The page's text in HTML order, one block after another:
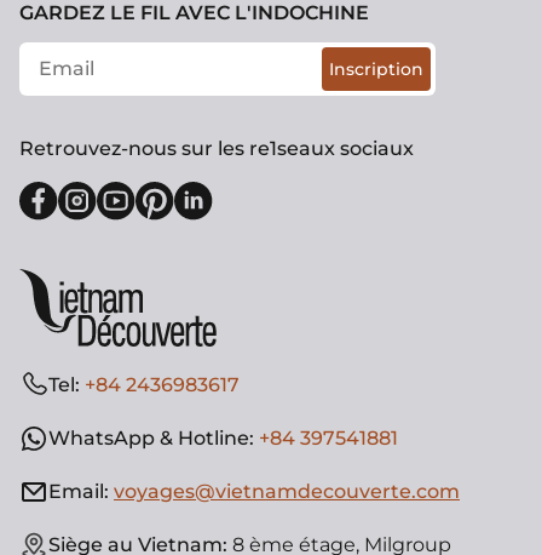
Tel: +84 2436983617
WhatsApp & Hotline: +84 397541881
Email: voyages@vietnamdecouverte.com
Siège au Vietnam: 8 ème étage, Milgroup
GARDEZ LE FIL AVEC L'INDOCHINE
Inscription
Retrouvez-nous sur les re1seaux sociaux